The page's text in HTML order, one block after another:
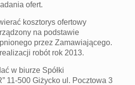
ofert.
kosztorys ofertowy
na podstawie
przez Zamawiającego.
robót rok 2013.
w biurze Spółki
11-500 Giżycko ul. Pocztowa 3